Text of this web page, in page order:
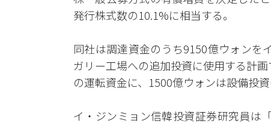
発行株式数の10.1%に相当する。
同社は調達資金のうち9150億ウォンを
ガリー工場への追加投資に使用する計
の運転資金に、1500億ウォンは設備投資
イ・ジンミョン信韓投資証券研究員は